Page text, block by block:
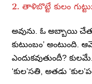
2. తాళిబొట్టే కులం గుట్టు:
అవును. ఓ అబ్బాయి చేత
కుటుంబం’ అంటుంది.
ఎందుకవుతుందీ?
‘కుల’సతి, అతడు